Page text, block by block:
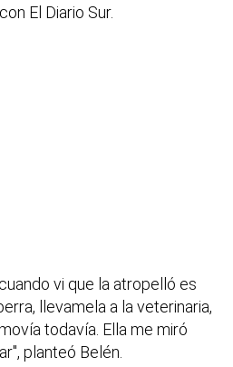
El Diario Sur.
vi que la atropelló es
llevamela a la veterinaria,
todavía. Ella me miró
planteó Belén.